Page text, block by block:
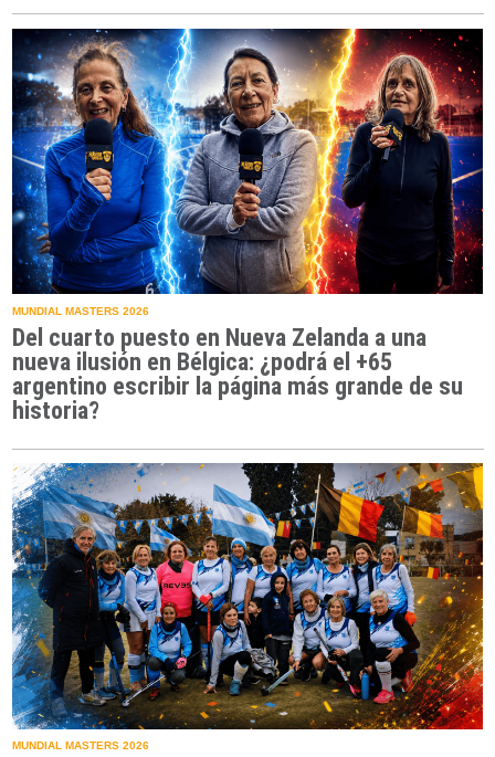
MUNDIAL MASTERS 2026
Del cuarto puesto en Nueva Zelanda a una
nueva ilusión en Bélgica: ¿podrá el +65
argentino escribir la página más grande de su
historia?
MUNDIAL MASTERS 2026